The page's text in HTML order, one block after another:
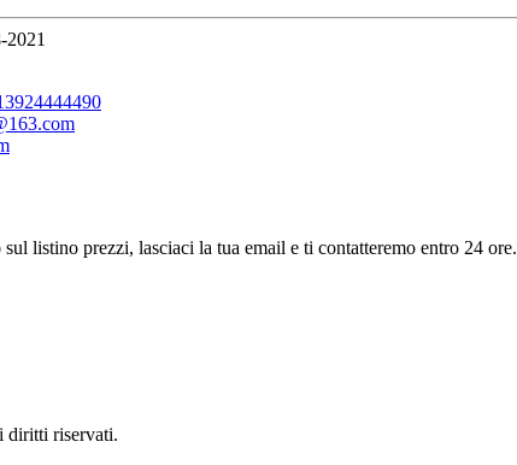
listino prezzi, lasciaci la tua email e ti contatteremo entro 24 ore.
diritti riservati.